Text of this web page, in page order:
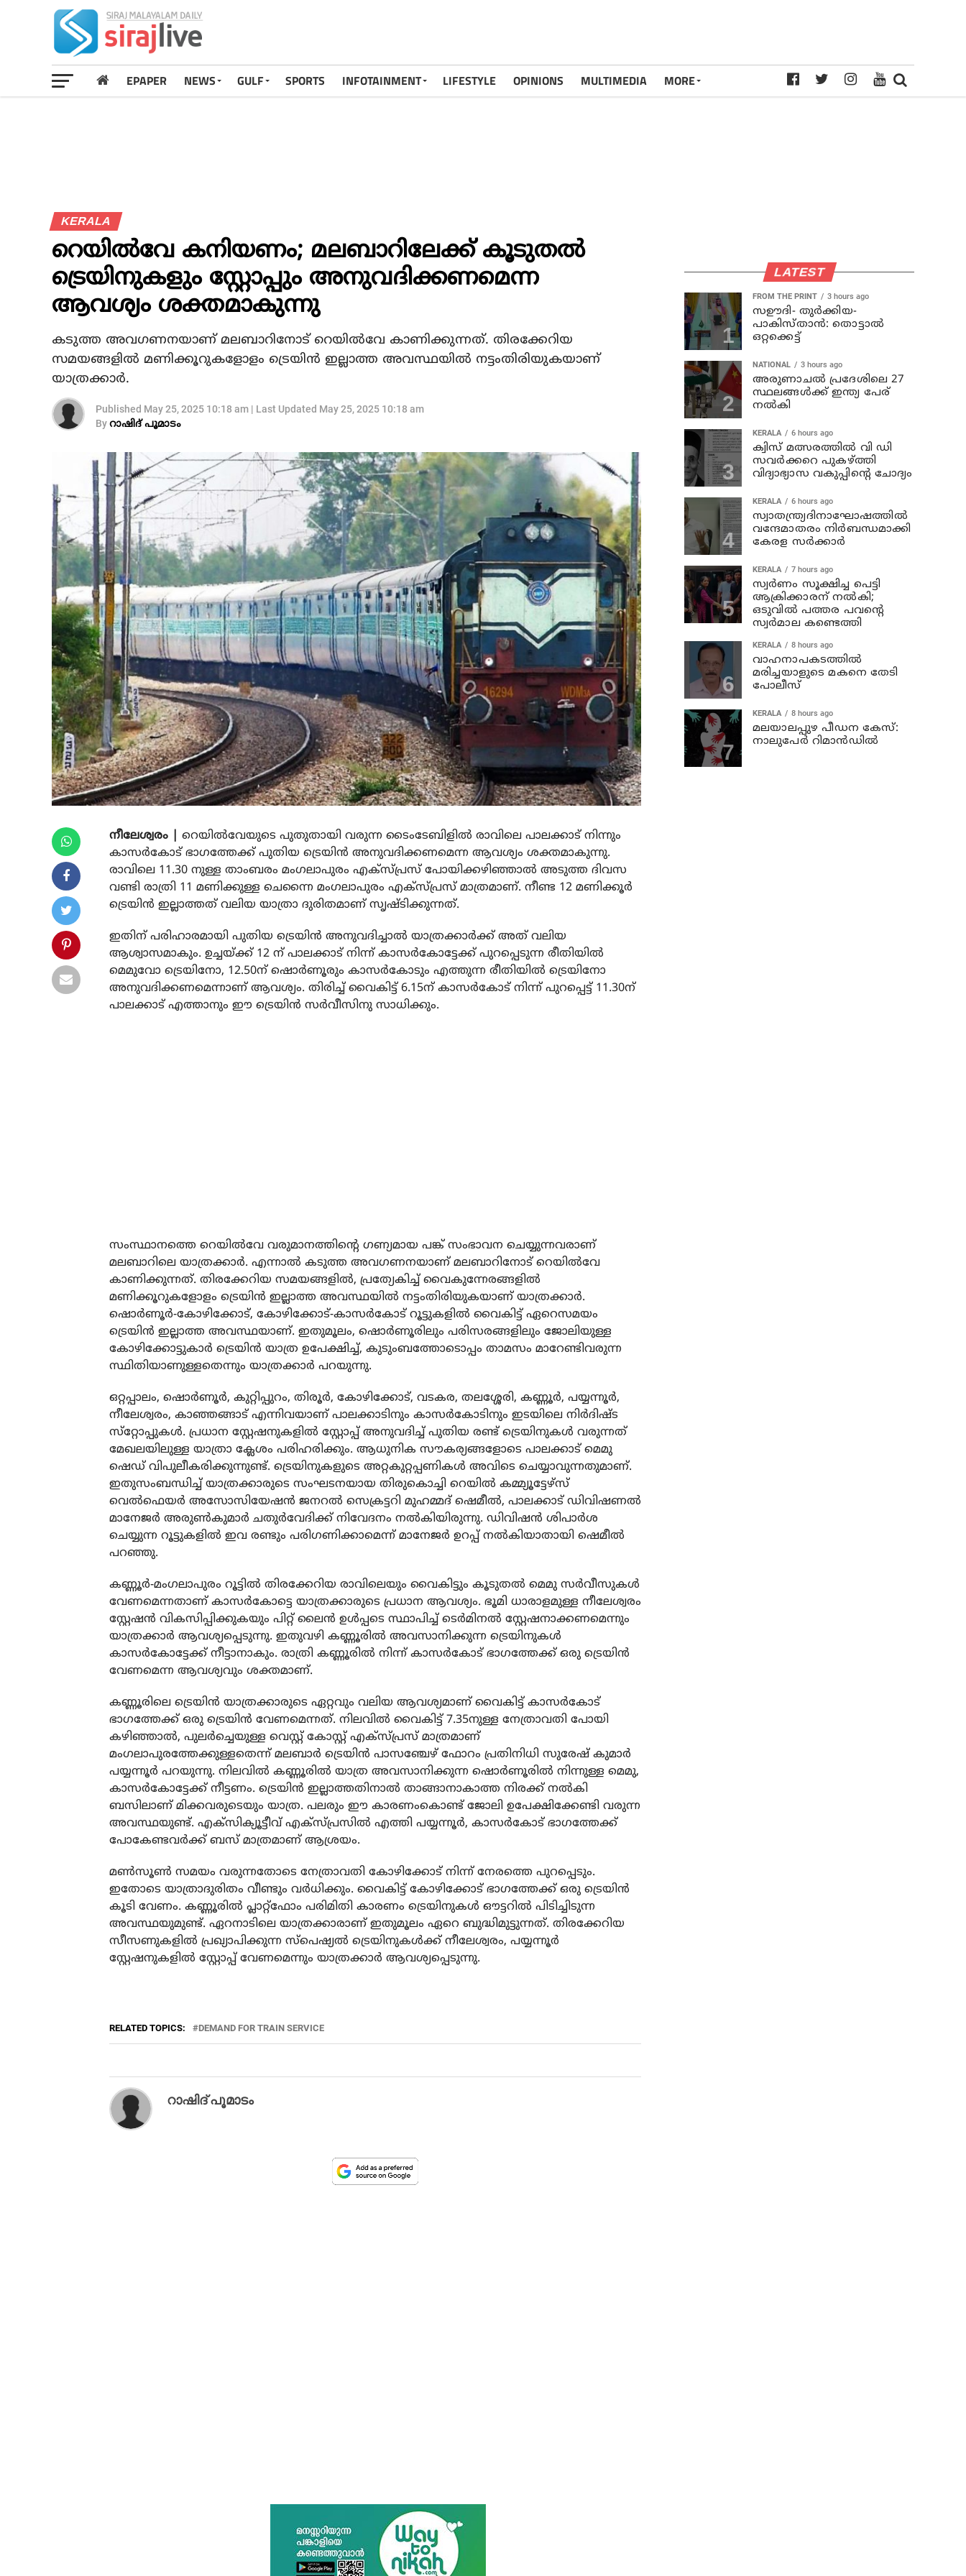
EPAPER NEWS GULF SPORTS INFOTAINMENT LIFESTYLE OPINIONS MULTIMEDIA MORE
KERALA
റെയില്‍വേ കനിയണം; മലബാറിലേക്ക് കൂടുതല്‍
ട്രെയിനുകളും സ്റ്റോപ്പും അനുവദിക്കണമെന്ന
ആവശ്യം ശക്തമാകുന്നു
കടുത്ത അവഗണനയാണ് മലബാറിനോട് റെയില്‍വേ കാണിക്കുന്നത്. തിരക്കേറിയ
സമയങ്ങളില്‍ മണിക്കൂറുകളോളം ട്രെയിന്‍ ഇല്ലാത്ത അവസ്ഥയില്‍ നട്ടംതിരിയുകയാണ്
യാത്രക്കാര്‍.
Published May 25, 2025 10:18 am | Last Updated May 25, 2025 10:18 am
By‌റാഷിദ് പൂമാടം
നീലേശ്വരം |
റെയില്‍വേയുടെ പുതുതായി വരുന്ന ടൈംടേബിളില്‍ രാവിലെ പാലക്കാട് നിന്നും
കാസര്‍കോട് ഭാഗത്തേക്ക് പുതിയ ട്രെയിന്‍ അനുവദിക്കണമെന്ന ആവശ്യം ശക്തമാകുന്നു.
രാവിലെ 11.30 നുള്ള താംബരം മംഗലാപുരം എക്സ്പ്രസ് പോയിക്കഴിഞ്ഞാല്‍ അടുത്ത ദിവസ
വണ്ടി രാത്രി 11 മണിക്കുള്ള ചെന്നൈ മംഗലാപുരം എക്സ്പ്രസ് മാത്രമാണ്. നീണ്ട 12 മണിക്കൂര്‍
ട്രെയിന്‍ ഇല്ലാത്തത് വലിയ യാത്രാ ദുരിതമാണ് സൃഷ്ടിക്കുന്നത്.
ഇതിന് പരിഹാരമായി പുതിയ ട്രെയിന്‍ അനുവദിച്ചാല്‍ യാത്രക്കാര്‍ക്ക് അത് വലിയ
ആശ്വാസമാകും. ഉച്ചയ്ക്ക് 12 ന് പാലക്കാട് നിന്ന് കാസര്‍കോട്ടേക്ക് പുറപ്പെടുന്ന രീതിയില്‍
മെമുവോ ട്രെയിനോ, 12.50ന് ഷൊര്‍ണൂരും കാസര്‍കോടും എത്തുന്ന രീതിയില്‍ ട്രെയിനോ
അനുവദിക്കണമെന്നാണ് ആവശ്യം. തിരിച്ച് വൈകിട്ട് 6.15ന് കാസര്‍കോട് നിന്ന് പുറപ്പെട്ട് 11.30ന്
പാലക്കാട് എത്താനും ഈ ട്രെയിന്‍ സര്‍വീസിനു സാധിക്കും.
സംസ്ഥാനത്തെ റെയില്‍വേ വരുമാനത്തിന്റെ ഗണ്യമായ പങ്ക് സംഭാവന ചെയ്യുന്നവരാണ്
മലബാറിലെ യാത്രക്കാര്‍. എന്നാല്‍ കടുത്ത അവഗണനയാണ് മലബാറിനോട് റെയില്‍വേ
കാണിക്കുന്നത്. തിരക്കേറിയ സമയങ്ങളില്‍, പ്രത്യേകിച്ച് വൈകുന്നേരങ്ങളില്‍
മണിക്കൂറുകളോളം ട്രെയിന്‍ ഇല്ലാത്ത അവസ്ഥയില്‍ നട്ടംതിരിയുകയാണ് യാത്രക്കാര്‍.
ഷൊര്‍ണൂര്‍-കോഴിക്കോട്, കോഴിക്കോട്-കാസര്‍കോട് റൂട്ടുകളില്‍ വൈകിട്ട് ഏറെസമയം
ട്രെയിന്‍ ഇല്ലാത്ത അവസ്ഥയാണ്. ഇതുമൂലം, ഷൊര്‍ണൂരിലും പരിസരങ്ങളിലും ജോലിയുള്ള
കോഴിക്കോട്ടുകാര്‍ ട്രെയിന്‍ യാത്ര ഉപേക്ഷിച്ച്, കുടുംബത്തോടൊപ്പം താമസം മാറേണ്ടിവരുന്ന
സ്ഥിതിയാണുള്ളതെന്നും യാത്രക്കാര്‍ പറയുന്നു.
ഒറ്റപ്പാലം, ഷൊര്‍ണൂര്‍, കുറ്റിപ്പുറം, തിരൂര്‍, കോഴിക്കോട്, വടകര, തലശ്ശേരി, കണ്ണൂര്‍, പയ്യന്നൂര്‍,
നീലേശ്വരം, കാഞ്ഞങ്ങാട് എന്നിവയാണ് പാലക്കാടിനും കാസര്‍കോടിനും ഇടയിലെ നിര്‍ദിഷ്ട
സ്‌റ്റോപ്പുകള്‍. പ്രധാന സ്റ്റേഷനുകളില്‍ സ്റ്റോപ്പ് അനുവദിച്ച് പുതിയ രണ്ട് ട്രെയിനുകള്‍ വരുന്നത്
മേഖലയിലുള്ള യാത്രാ ക്ലേശം പരിഹരിക്കും. ആധുനിക സൗകര്യങ്ങളോടെ പാലക്കാട് മെമു
ഷെഡ് വിപുലീകരിക്കുന്നുണ്ട്. ട്രെയിനുകളുടെ അറ്റകുറ്റപ്പണികള്‍ അവിടെ ചെയ്യാവുന്നതുമാണ്.
ഇതുസംബന്ധിച്ച് യാത്രക്കാരുടെ സംഘടനയായ തിരുകൊച്ചി റെയില്‍ കമ്മ്യൂട്ടേഴ്‌സ്
വെല്‍ഫെയര്‍ അസോസിയേഷന്‍ ജനറല്‍ സെക്രട്ടറി മുഹമ്മദ് ഷെമീല്‍, പാലക്കാട് ഡിവിഷണല്‍
മാനേജര്‍ അരുണ്‍കുമാര്‍ ചതുര്‍വേദിക്ക് നിവേദനം നല്‍കിയിരുന്നു. ഡിവിഷന്‍ ശിപാര്‍ശ
ചെയ്യുന്ന റൂട്ടുകളില്‍ ഇവ രണ്ടും പരിഗണിക്കാമെന്ന് മാനേജര്‍ ഉറപ്പ് നല്‍കിയാതായി ഷെമീല്‍
പറഞ്ഞു.
കണ്ണൂര്‍-മംഗലാപുരം റൂട്ടില്‍ തിരക്കേറിയ രാവിലെയും വൈകിട്ടും കൂടുതല്‍ മെമു സര്‍വീസുകള്‍
വേണമെന്നതാണ് കാസര്‍കോട്ടെ യാത്രക്കാരുടെ പ്രധാന ആവശ്യം. ഭൂമി ധാരാളമുള്ള നീലേശ്വരം
സ്റ്റേഷന്‍ വികസിപ്പിക്കുകയും പിറ്റ് ലൈന്‍ ഉള്‍പ്പടെ സ്ഥാപിച്ച് ടെര്‍മിനല്‍ സ്റ്റേഷനാക്കണമെന്നും
യാത്രക്കാര്‍ ആവശ്യപ്പെടുന്നു. ഇതുവഴി കണ്ണൂരില്‍ അവസാനിക്കുന്ന ട്രെയിനുകള്‍
കാസര്‍കോട്ടേക്ക് നീട്ടാനാകും. രാത്രി കണ്ണൂരില്‍ നിന്ന് കാസര്‍കോട് ഭാഗത്തേക്ക് ഒരു ട്രെയിന്‍
വേണമെന്ന ആവശ്യവും ശക്തമാണ്.
കണ്ണൂരിലെ ട്രെയിന്‍ യാത്രക്കാരുടെ ഏറ്റവും വലിയ ആവശ്യമാണ് വൈകിട്ട് കാസര്‍കോട്
ഭാഗത്തേക്ക് ഒരു ട്രെയിന്‍ വേണമെന്നത്. നിലവില്‍ വൈകിട്ട് 7.35നുള്ള നേത്രാവതി പോയി
കഴിഞ്ഞാല്‍, പുലര്‍ച്ചെയുള്ള വെസ്റ്റ് കോസ്റ്റ് എക്‌സ്പ്രസ് മാത്രമാണ്
മംഗലാപുരത്തേക്കുള്ളതെന്ന് മലബാര്‍ ട്രെയിന്‍ പാസഞ്ചേഴ് ഫോറം പ്രതിനിധി സുരേഷ് കുമാര്‍
പയ്യന്നൂര്‍ പറയുന്നു. നിലവില്‍ കണ്ണൂരില്‍ യാത്ര അവസാനിക്കുന്ന ഷൊര്‍ണൂരില്‍ നിന്നുള്ള മെമു,
കാസര്‍കോട്ടേക്ക് നീട്ടണം. ട്രെയിന്‍ ഇല്ലാത്തതിനാല്‍ താങ്ങാനാകാത്ത നിരക്ക് നല്‍കി
ബസിലാണ് മിക്കവരുടെയും യാത്ര. പലരും ഈ കാരണംകൊണ്ട് ജോലി ഉപേക്ഷിക്കേണ്ടി വരുന്ന
അവസ്ഥയുണ്ട്. എക്‌സിക്യൂട്ടീവ് എക്‌സ്പ്രസില്‍ എത്തി പയ്യന്നൂര്‍, കാസര്‍കോട് ഭാഗത്തേക്ക്
പോകേണ്ടവര്‍ക്ക് ബസ് മാത്രമാണ് ആശ്രയം.
മണ്‍സൂണ്‍ സമയം വരുന്നതോടെ നേത്രാവതി കോഴിക്കോട് നിന്ന് നേരത്തെ പുറപ്പെടും.
ഇതോടെ യാത്രാദുരിതം വീണ്ടും വര്‍ധിക്കും. വൈകിട്ട് കോഴിക്കോട് ഭാഗത്തേക്ക് ഒരു ട്രെയിന്‍
കൂടി വേണം. കണ്ണൂരില്‍ പ്ലാറ്റ്‌ഫോം പരിമിതി കാരണം ട്രെയിനുകള്‍ ഔട്ടറില്‍ പിടിച്ചിടുന്ന
അവസ്ഥയുമുണ്ട്. ഏറനാടിലെ യാത്രക്കാരാണ് ഇതുമൂലം ഏറെ ബുദ്ധിമുട്ടുന്നത്. തിരക്കേറിയ
സീസണുകളില്‍ പ്രഖ്യാപിക്കുന്ന സ്‌പെഷ്യല്‍ ട്രെയിനുകള്‍ക്ക് നീലേശ്വരം, പയ്യന്നൂര്‍
സ്റ്റേഷനുകളില്‍ സ്റ്റോപ്പ് വേണമെന്നും യാത്രക്കാര്‍ ആവശ്യപ്പെടുന്നു.
RELATED TOPICS: DEMAND FOR TRAIN SERVICE
‌റാഷിദ് പൂമാടം
LATEST
FROM THE PRINT 3 hours ago
സഊദി- തുർക്കിയ-
പാകിസ്താൻ: തൊട്ടാൽ
ഒറ്റക്കെട്ട്
NATIONAL 3 hours ago
അരുണാചല്‍ പ്രദേശിലെ 27
സ്ഥലങ്ങള്‍ക്ക് ഇന്ത്യ പേര്
നല്‍കി
KERALA 6 hours ago
ക്വിസ് മത്സരത്തില്‍ വി ഡി
സവര്‍ക്കറെ പുകഴ്ത്തി
വിദ്യാഭ്യാസ വകുപ്പിന്റെ ചോദ്യം
KERALA 6 hours ago
സ്വാതന്ത്ര്യദിനാഘോഷത്തില്‍
വന്ദേമാതരം നിര്‍ബന്ധമാക്കി
കേരള സര്‍ക്കാര്‍
KERALA 7 hours ago
സ്വര്‍ണം സൂക്ഷിച്ച പെട്ടി
ആക്രിക്കാരന് നല്‍കി;
ഒടുവില്‍ പത്തര പവന്റെ
സ്വര്‍മാല കണ്ടെത്തി
KERALA 8 hours ago
വാഹനാപകടത്തില്‍
മരിച്ചയാളുടെ മകനെ തേടി
പോലീസ്
KERALA 8 hours ago
മലയാലപ്പുഴ പീഡന കേസ്:
നാലുപേര്‍ റിമാന്‍ഡില്‍